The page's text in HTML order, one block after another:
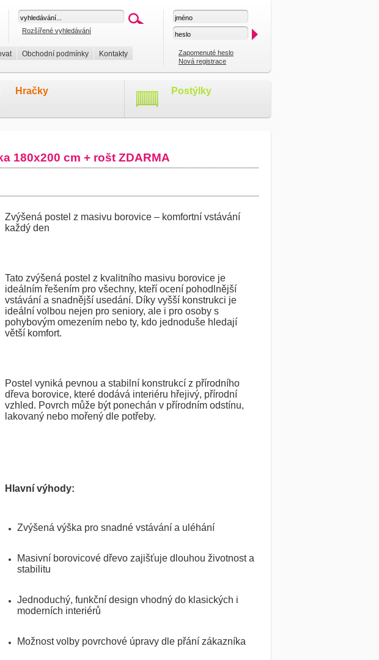
Rozšířené vyhledávání
Obchodní podmínky Kontakty
Zapomenuté heslo
Nová registrace
Hračky Postýlky
180x200 cm + rošt ZDARMA
Zvýšená postel z masivu borovice – komfortní vstávání
každý den
Tato zvýšená postel z kvalitního masivu borovice je
ideálním řešením pro všechny, kteří ocení pohodlnější
vstávání a snadnější usedání. Díky vyšší konstrukci je
ideální volbou nejen pro seniory, ale i pro osoby s
pohybovým omezením nebo ty, kdo jednoduše hledají
větší komfort.
Postel vyniká pevnou a stabilní konstrukcí z přírodního
dřeva borovice, které dodává interiéru hřejivý, přírodní
vzhled. Povrch může být ponechán v přírodním odstínu,
lakovaný nebo mořený dle potřeby.
Hlavní výhody:
Zvýšená výška pro snadné vstávání a uléhání
Masivní borovicové dřevo zajišťuje dlouhou životnost a
stabilitu
Jednoduchý, funkční design vhodný do klasických i
moderních interiérů
Možnost volby povrchové úpravy dle přání zákazníka